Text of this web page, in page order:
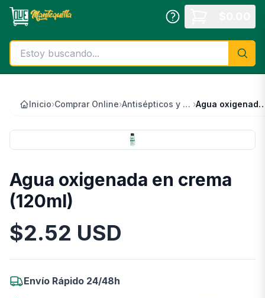
Saltar al contenido principal
Inicio›Comprar Online› Antisépticos y desinfectantes › Agua oxigenada en
Agua oxigenada en crema
(120ml)
Información del Producto
$2.52 USD
Envío Rápido 24/48h